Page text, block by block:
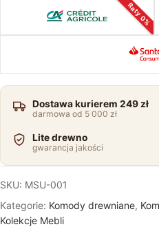
Raty 0%
Dostawa kurierem 249 zł
darmowa od 5 000 zł
Lite drewno
gwarancja jakości
SKU: MSU-001
Kategorie: Komody drewniane,
Kolekcje Mebli